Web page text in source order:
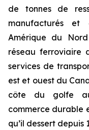
de tonnes de
manufacturés
Amérique du
réseau ferroviaire
services de
est et ouest du
côte du golfe
commerce durable
qu’il dessert depuis